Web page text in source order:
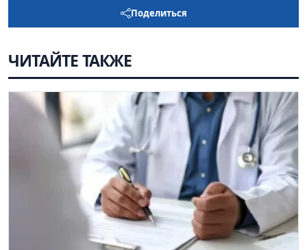
Поделиться
ЧИТАЙТЕ ТАКЖЕ